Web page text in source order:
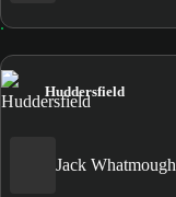
Huddersfield
Jack Whatmough